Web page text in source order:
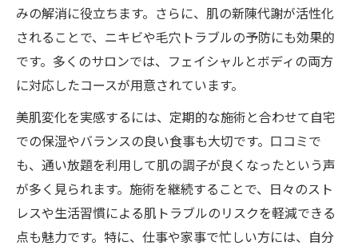
みの解消に役立ちます。さらに、肌の新陳代謝が活性化
されることで、ニキビや毛穴トラブルの予防にも効果的
です。多くのサロンでは、フェイシャルとボディの両方
に対応したコースが用意されています。
美肌変化を実感するには、定期的な施術と合わせて自宅
での保湿やバランスの良い食事も大切です。口コミで
も、通い放題を利用して肌の調子が良くなったという声
が多く見られます。施術を継続することで、日々のスト
レスや生活習慣による肌トラブルのリスクを軽減できる
点も魅力です。特に、仕事や家事で忙しい方には、自分